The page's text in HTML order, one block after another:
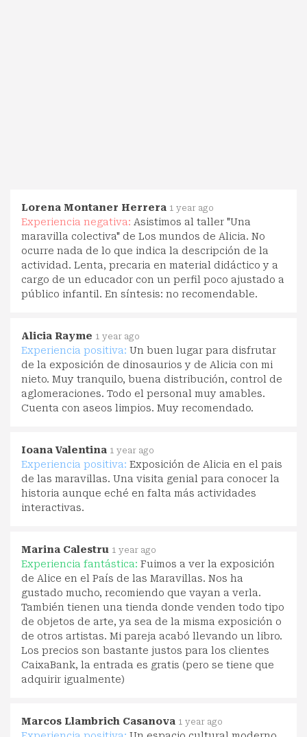
Lorena Montaner Herrera 1 year ago
Experiencia negativa: Asistimos al taller "Una
maravilla colectiva" de Los mundos de Alicia. No
ocurre nada de lo que indica la descripción de la
actividad. Lenta, precaria en material didáctico y a
cargo de un educador con un perfil poco ajustado a
público infantil. En síntesis: no recomendable.
Alicia Rayme 1 year ago
Experiencia positiva: Un buen lugar para disfrutar
de la exposición de dinosaurios y de Alicia con mi
nieto. Muy tranquilo, buena distribución, control de
aglomeraciones. Todo el personal muy amables.
Cuenta con aseos limpios. Muy recomendado.
Ioana Valentina 1 year ago
Experiencia positiva: Exposición de Alicia en el pais
de las maravillas. Una visita genial para conocer la
historia aunque eché en falta más actividades
interactivas.
Marina Calestru 1 year ago
Experiencia fantástica: Fuimos a ver la exposición
de Alice en el País de las Maravillas. Nos ha
gustado mucho, recomiendo que vayan a verla.
También tienen una tienda donde venden todo tipo
de objetos de arte, ya sea de la misma exposición o
de otros artistas. Mi pareja acabó llevando un libro.
Los precios son bastante justos para los clientes
CaixaBank, la entrada es gratis (pero se tiene que
adquirir igualmente)
Marcos Llambrich Casanova 1 year ago